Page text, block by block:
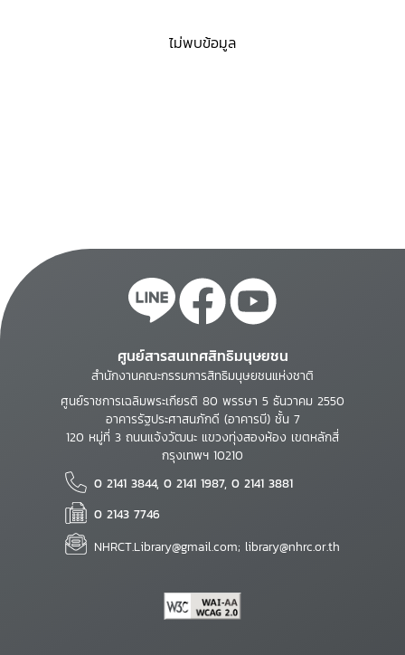
ไม่พบข้อมูล
ศูนย์สารสนเทศสิทธิมนุษยชน
สำนักงานคณะกรรมการสิทธิมนุษยชนแห่งชาติ
ศูนย์ราชการเฉลิมพระเกียรติ 80 พรรษา 5 ธันวาคม 2550
อาคารรัฐประศาสนภักดี (อาคารบี) ชั้น 7
120 หมู่ที่ 3 ถนนแจ้งวัฒนะ แขวงทุ่งสองห้อง เขตหลักสี่
กรุงเทพฯ 10210
0 2141 3844, 0 2141 1987, 0 2141 3881
0 2143 7746
NHRCT.Library@gmail.com; library@nhrc.or.th